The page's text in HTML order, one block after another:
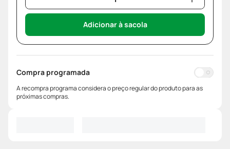
Adicionar à sacola
Compra programada
A recompra programa considera o preço regular do produto para as
próximas compras.